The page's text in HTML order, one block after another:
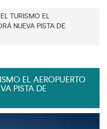
TURISMO EL
NUEVA PISTA DE
EL AEROPUERTO
PISTA DE